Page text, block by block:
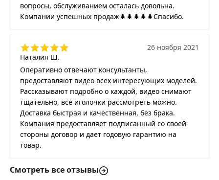
вопросы, обслуживанием осталась довольна.
Компании успешных продаж🌲🌲🌲🌲🌲Спасибо.
Наталия Ш.
26 ноября 2021
Оперативно отвечают консультанты,
предоставляют видео всех интересующих моделей.
Рассказывают подробно о каждой, видео снимают
тщательно, все иголочки рассмотреть можно.
Доставка быстрая и качественная, без брака.
Компания предоставляет подписанный со своей
стороны договор и дает годовую гарантию на
товар.
Смотреть все отзывы